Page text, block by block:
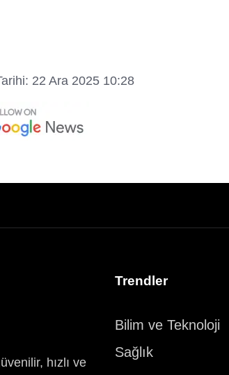
22 Ara 2025 10:28
hızlı ve
Trendler
Bilim ve Teknoloji
Sağlık